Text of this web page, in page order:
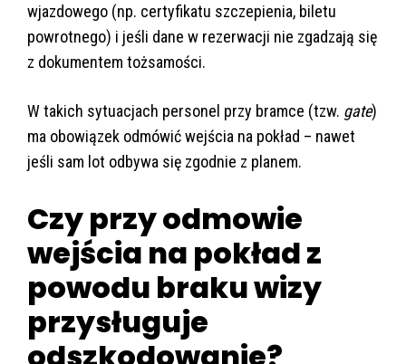
wjazdowego (np. certyfikatu szczepienia, biletu
powrotnego) i jeśli dane w rezerwacji nie zgadzają się
z dokumentem tożsamości.
W takich sytuacjach personel przy bramce (tzw. gate)
ma obowiązek odmówić wejścia na pokład – nawet
jeśli sam lot odbywa się zgodnie z planem.
Czy przy odmowie
wejścia na pokład z
powodu braku wizy
przysługuje